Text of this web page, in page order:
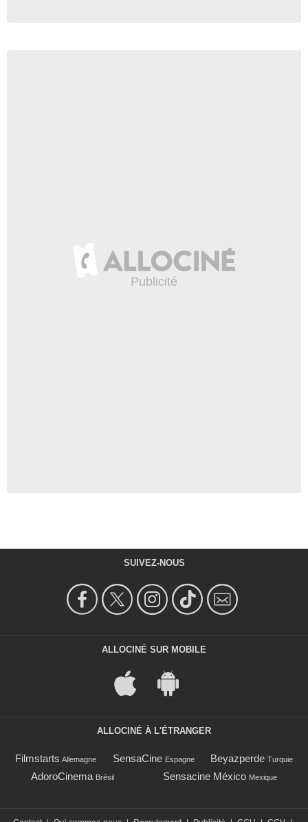
SUIVEZ-NOUS
ALLOCINÉ SUR MOBILE
ALLOCINÉ À L'ÉTRANGER
Filmstarts Allemagne SensaCine Espagne Beyazperde Turquie
AdoroCinema Brésil Sensacine México Mexique